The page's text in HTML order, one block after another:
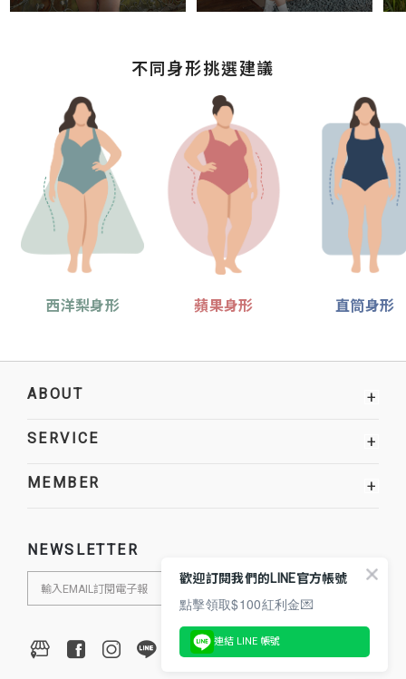
不同身形挑選建議
西洋梨身形 蘋果身形 直筒身形
ABOUT +
SERVICE +
MEMBER +
NEWSLETTER
歡迎訂閱我們的LINE官方帳號
點擊領取$100紅利金💌
連結 LINE 帳號